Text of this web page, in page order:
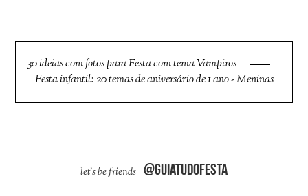
30 ideias com fotos para Festa com tema Vampiros
Festa infantil: 20 temas de aniversário de 1 ano - Meninas
@guiatudofesta